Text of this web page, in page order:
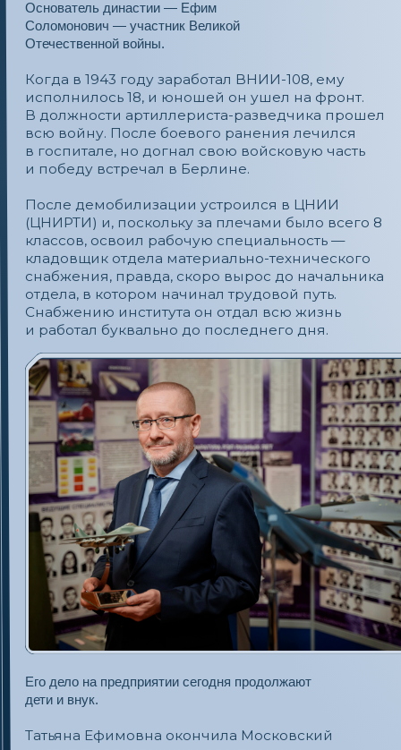
Замарин Михаил Ефимович
Его дело на предприятии сегодня продолжают
дети и внук.
Ее брат, Михаил Ефимович, никогда
не сомневался ни в выборе профессии,
ни в месте работы. Престиж института
в то время был колоссальным, и, окончив
обучение, молодой инженер в 1986 году
с энтузиазмом приступил к работе. Начал
он с должности инженера и быстро
продвинулся по карьерной лестнице, став
ведущим инженером.
Занимался Замарин М. Е. вопросами создания
единых цифровых систем с временным
и пространственным управлением ресурсами
подавления, решающих одновременно задачи
обнаружения и анализа угрозы, а также
постановки помех параллельно нескольким
целям без участия летчика. Сегодня Михаил
и гордится наследником фамилии.
Татьяна Ефимовна окончила Московский
институт радиотехники, электроники
и автоматики (ныне МИРЭА). В ЦНИРТИ попала
по распределению, о большем тогда она
видеть Землю не только в горизонтальной
плоскости, но и наблюдать за ней сквозь облака
и даже в полной темноте, благодаря спутникам
дистанционного зондирования Земли.
и работал буквально до последнего дня.
династии